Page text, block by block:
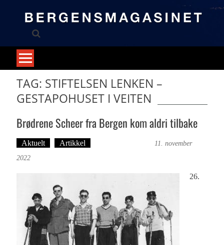
TAG: STIFTELSEN LENKEN –
GESTAPOHUSET I VEITEN
Brødrene Scheer fra Bergen kom aldri tilbake
Aktuelt Artikkel
11. november
2022
26.